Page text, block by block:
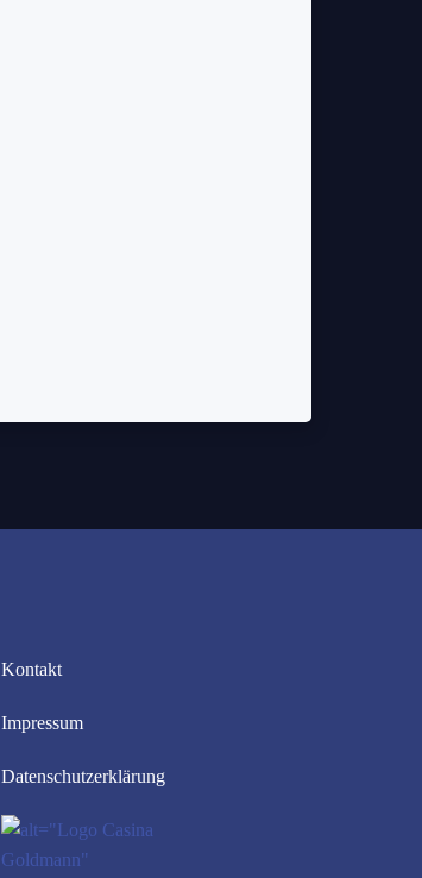
Kontakt
Impressum
Datenschutzerklärung